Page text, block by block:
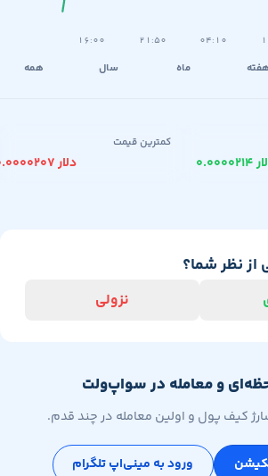
کمترین قیمت
شما؟
نزولی
و معامله در سواپ‌ولت
پول و اولین معامله در چند قدم.
ورود به مینی‌اپ تلگرام